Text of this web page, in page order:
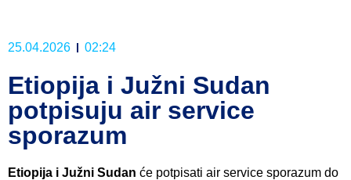
25.04.2026 02:24
Etiopija i Južni Sudan
potpisuju air service
sporazum
Etiopija i Južni Sudan će potpisati air service sporazum do